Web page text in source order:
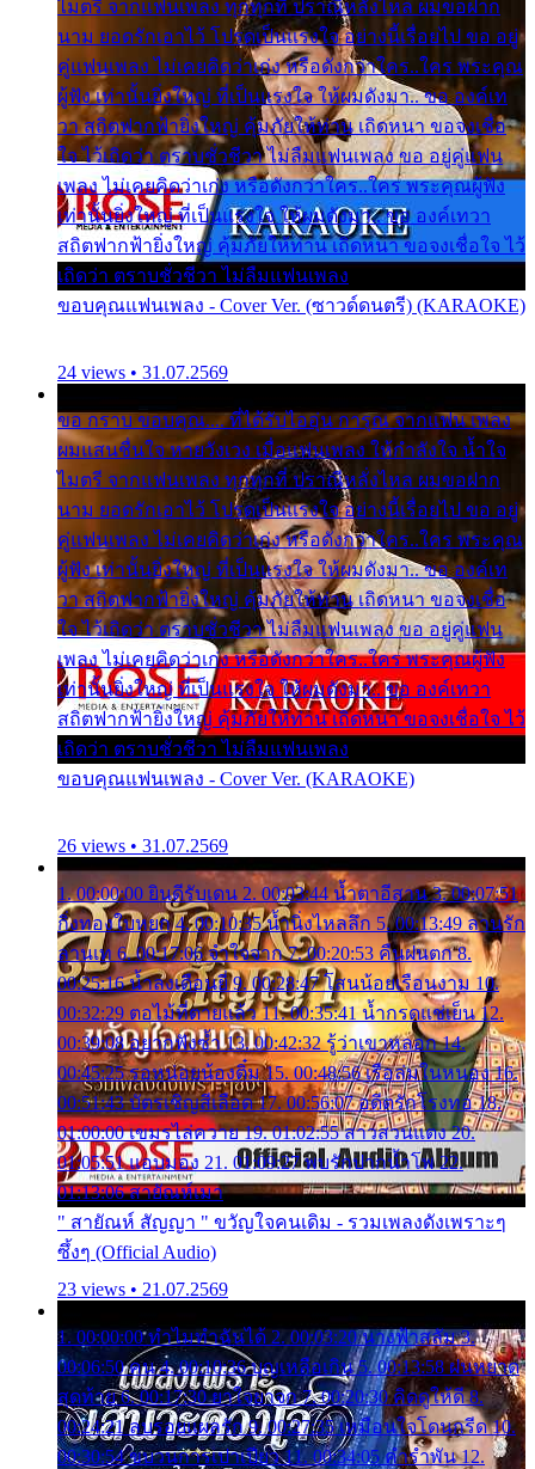
ไมตรี จากแฟนเพลง ทุกทุกที่ ปราณีหลั่งไหล ผมขอฝาก
นาม ยอดรักเอาไว้ โปรดเป็นแรงใจ อย่างนี้เรื่อยไป ขอ อยู่
คู่แฟนเพลง ไม่เคยคิดว่าเก่ง หรือดังกว่าใคร..ใคร พระคุณ
ผู้ฟัง เท่านั้นยิ่งใหญ่ ที่เป็นแรงใจ ให้ผมดังมา.. ขอ องค์เท
วา สถิตฟากฟ้ายิ่งใหญ่ คุ้มภัยให้ท่าน เถิดหนา ขอจงเชื่อ
ใจ ไว้เถิดว่า ตราบชั่วชีวา ไม่ลืมแฟนเพลง ขอ อยู่คู่แฟน
เพลง ไม่เคยคิดว่าเก่ง หรือดังกว่าใคร..ใคร พระคุณผู้ฟัง
เท่านั้นยิ่งใหญ่ ที่เป็นแรงใจ ให้ผมดังมา.. ขอ องค์เทวา
สถิตฟากฟ้ายิ่งใหญ่ คุ้มภัยให้ท่าน เถิดหนา ขอจงเชื่อใจ ไว้
เถิดว่า ตราบชั่วชีวา ไม่ลืมแฟนเพลง
ขอบคุณแฟนเพลง - Cover Ver. (ซาวด์ดนตรี) (KARAOKE)
24 views • 31.07.2569
ขอ กราบ ขอบคุณ.... ที่ได้รับไออุ่น การุณ จากแฟน เพลง
ผมแสนชื่นใจ หายวังเวง เมื่อแฟนเพลง ให้กำลังใจ น้ำใจ
ไมตรี จากแฟนเพลง ทุกทุกที่ ปราณีหลั่งไหล ผมขอฝาก
นาม ยอดรักเอาไว้ โปรดเป็นแรงใจ อย่างนี้เรื่อยไป ขอ อยู่
คู่แฟนเพลง ไม่เคยคิดว่าเก่ง หรือดังกว่าใคร..ใคร พระคุณ
ผู้ฟัง เท่านั้นยิ่งใหญ่ ที่เป็นแรงใจ ให้ผมดังมา.. ขอ องค์เท
วา สถิตฟากฟ้ายิ่งใหญ่ คุ้มภัยให้ท่าน เถิดหนา ขอจงเชื่อ
ใจ ไว้เถิดว่า ตราบชั่วชีวา ไม่ลืมแฟนเพลง ขอ อยู่คู่แฟน
เพลง ไม่เคยคิดว่าเก่ง หรือดังกว่าใคร..ใคร พระคุณผู้ฟัง
เท่านั้นยิ่งใหญ่ ที่เป็นแรงใจ ให้ผมดังมา.. ขอ องค์เทวา
สถิตฟากฟ้ายิ่งใหญ่ คุ้มภัยให้ท่าน เถิดหนา ขอจงเชื่อใจ ไว้
เถิดว่า ตราบชั่วชีวา ไม่ลืมแฟนเพลง
ขอบคุณแฟนเพลง - Cover Ver. (KARAOKE)
26 views • 31.07.2569
1. 00:00:00 ยินดีรับเดน 2. 00:03:44 น้ำตาอีสาน 3. 00:07:51
กิ่งทองใบหยก 4. 00:10:35 น้ำนิ่งไหลลึก 5. 00:13:49 ลานรัก
ลานเท 6. 00:17:06 จำใจจาก 7. 00:20:53 คืนฝนตก 8.
00:25:16 น้ำลงเดือนยี่ 9. 00:28:47 โสนน้อยเรือนงาม 10.
00:32:29 ตอไม้ที่ตายแล้ว 11. 00:35:41 น้ำกรดแช่เย็น 12.
00:39:08 อยากฟังซ้ำ 13. 00:42:32 รู้ว่าเขาหลอก 14.
00:45:25 รอหน่อยน้องติ๋ม 15. 00:48:56 เรือล่มในหนอง 16.
00:51:43 บัตรเชิญสีเลือด 17. 00:56:07 อดีตรักโรงทอ 18.
01:00:00 เขมรไล่ควาย 19. 01:02:55 สาวสวนแตง 20.
01:05:51 แอบมอง 21. 01:09:27 พบรักปากน้ำโพ 22.
01:13:06 สายัณห์เมา
" สายัณห์ สัญญา " ขวัญใจคนเดิม - รวมเพลงดังเพราะๆ
ซึ้งๆ (Official Audio)
23 views • 21.07.2569
1. 00:00:00 ทำไมทำฉันได้ 2. 00:03:20 นางฟ้าสลัม 3.
00:06:50 คน 4. 00:10:36 บุญเหลือเกิน 5. 00:13:58 ฝนหยาด
สุดท้าย 6. 00:17:30 ยาใจยาจก 7. 00:20:30 คิดดูให้ดี 8.
00:24:21 ลบรอยแผลรัก 9. 00:27:35 เหมือนใจโดนกรีด 10.
00:30:54 ขบวนการเปาเปียว 11. 00:34:05 คำรำพัน 12.